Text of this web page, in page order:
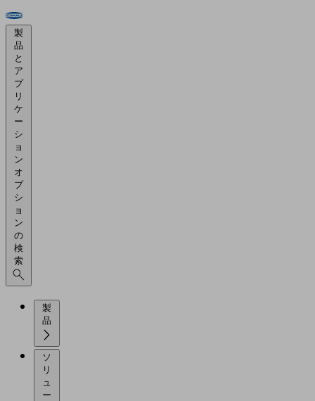
製
品
と
ア
プ
リ
ケ
ー
シ
ョ
ン
オ
プ
シ
ョ
ン
の
検
索
製
ソ
リ
ュ
ー